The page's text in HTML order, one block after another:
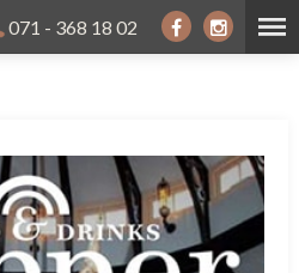
071 - 368 18 02